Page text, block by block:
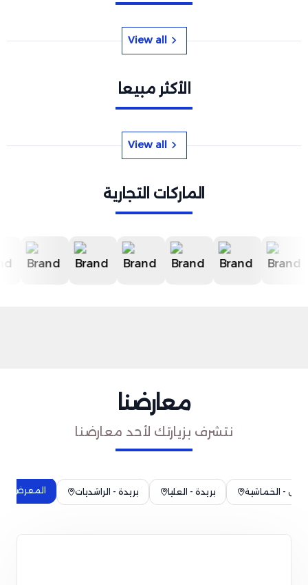
View all
الأكثر مبيعا
View all
الماركات التجارية
معارضنا
نتشرف بزيارتك لأحد معارضنا
المعرض بريدة - الراشديات بريدة - العليا حائل - الخماشية